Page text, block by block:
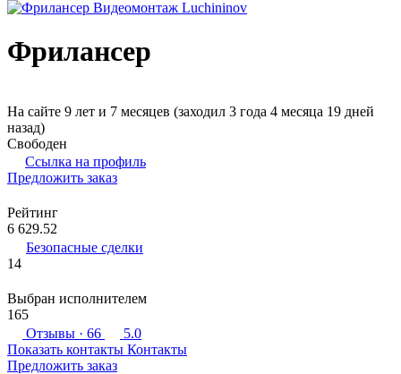
Фрилансер
На сайте 9 лет и 7 месяцев (заходил 3 года 4 месяца 19 дней
назад)
Свободен
Ссылка на профиль
Предложить заказ
Рейтинг
6 629.52
Безопасные сделки
14
Выбран исполнителем
165
Отзывы · 66
5.0
Показать контакты Контакты
Предложить заказ